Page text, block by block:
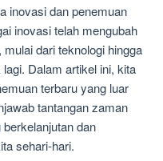
inovasi dan penemuan
inovasi telah mengubah
dari teknologi hingga
Dalam artikel ini, kita
terbaru yang luar
tantangan zaman
dan
sehari-hari.